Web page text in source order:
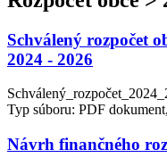
Schválený rozpočet
2024 - 2026
Typ súboru: PDF
Návrh finančného